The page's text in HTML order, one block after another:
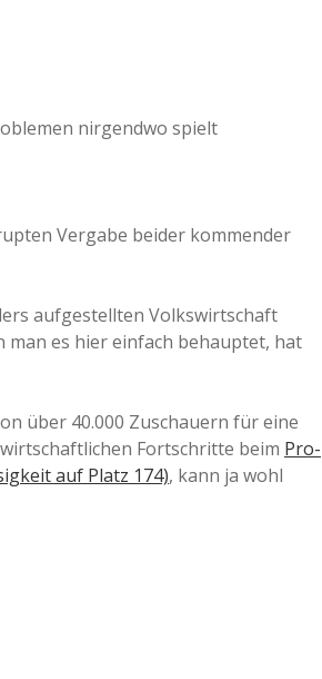
nirgendwo spielt
Vergabe beider kommender
aufgestellten Volkswirtschaft
man es hier einfach behauptet, hat
über 40.000 Zuschauern für eine
Fortschritte beim Pro-
auf Platz 174), kann ja wohl